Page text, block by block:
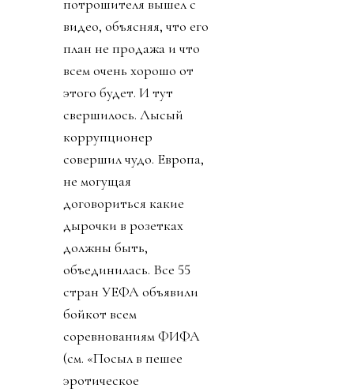
потрошителя вышел с
видео, объясняя, что его
план не продажа и что
всем очень хорошо от
этого будет. И тут
свершилось. Лысый
коррупционер
совершил чудо. Европа,
не могущая
договориться какие
дырочки в розетках
должны быть,
объединилась. Все 55
стран УЕФА объявили
бойкот всем
соревнованиям ФИФА
(см. «Посыл в пешее
эротическое